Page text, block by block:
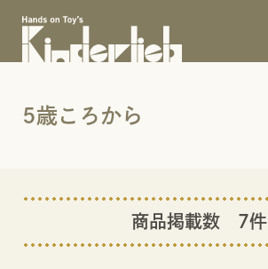
5歳ころから
商品掲載数 7件